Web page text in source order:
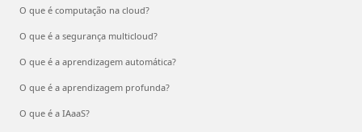
O que é computação na cloud?
O que é a segurança multicloud?
O que é a aprendizagem automática?
O que é a aprendizagem profunda?
O que é a IAaaS?